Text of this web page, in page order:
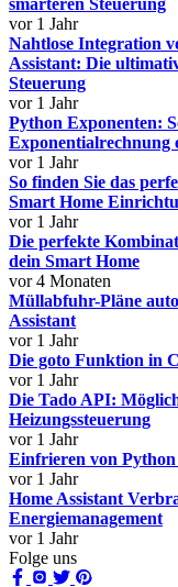
smarteren Steuerung
vor 1 Jahr
Nahtlose Integration
Assistant: Die
Steuerung
vor 1 Jahr
Python Exponenten:
Exponentialrechnung
vor 1 Jahr
So finden Sie das
Smart Home
vor 1 Jahr
Die perfekte
dein Smart Home
vor 4 Monaten
Müllabfuhr-Pläne
Assistant
vor 1 Jahr
Die goto Funktion in
vor 1 Jahr
Die Tado API:
Heizungssteuerung
vor 1 Jahr
Einfrieren von
vor 1 Jahr
Home Assistant
Energiemanagement
vor 1 Jahr
Folge uns